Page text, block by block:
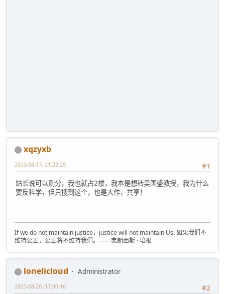
xqzyxb
#1
2023-08-17, 21:22:29
站长说可以刷分，我也就占2楼，我本是想转吴国盛教授，我为什么
要反科学，但只搜到这个，也是大作，共享！
If we do not maintain justice，justice will not maintain Us. 如果我们不
维持公正，公正将不维持我们。——弗朗西斯 · 培根
lonelicloud
Administrator
#2
2023-08-20, 17:30:16